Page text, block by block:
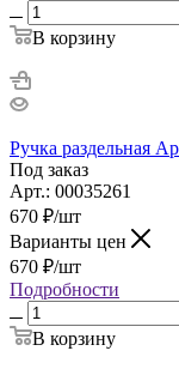
В корзину
Ручка раздельная
Под заказ
Арт.: 00035261
670 ₽/шт
Варианты цен
670 ₽/шт
Подробности
В корзину